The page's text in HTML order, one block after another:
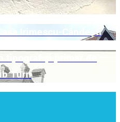
Irimescu-Cândești
tipograf și primar de
Turn